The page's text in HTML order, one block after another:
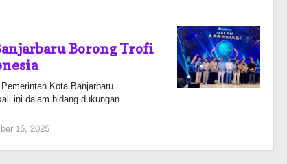
Borong Trofi
Kota Banjarbaru
ini dalam bidang dukungan
15, 2025